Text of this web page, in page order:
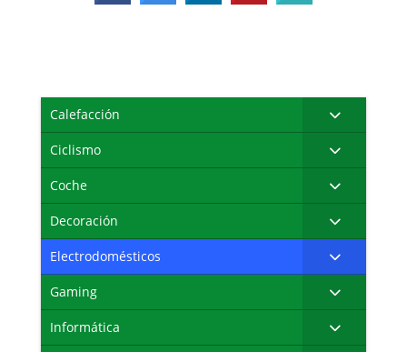
Calefacción
Ciclismo
Coche
Decoración
Electrodomésticos
Gaming
Informática